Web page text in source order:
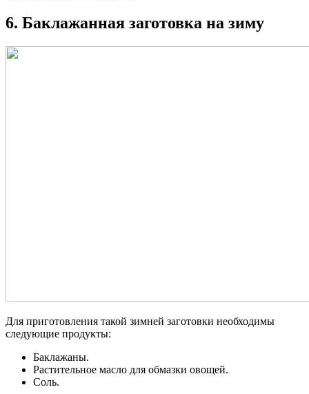
6. Баклажанная заготовка на зиму
Для приготовления такой зимней заготовки необходимы
следующие продукты:
Баклажаны.
Растительное масло для обмазки овощей.
Соль.